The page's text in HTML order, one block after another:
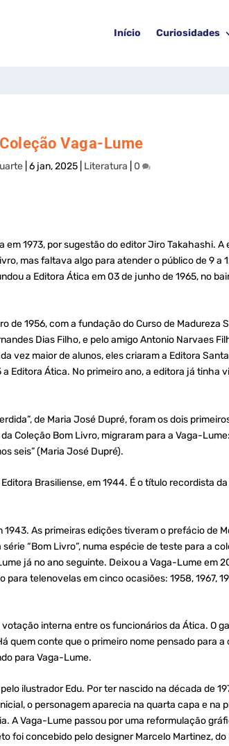
Início Curiosidades
Vaga-Lume
| 6 jan, 2025| Literatura 0
1973, por sugestão do editor Jiro Takahashi. A
mas faltava algo para atender o público de 9 a
a Editora Ática em 03 de junho de 1965, no
de 1956, com a fundação do Curso de Madureza
Dias Filho, e pelo amigo Antonio Narvaes
vez maior de alunos, eles criaram a Editora
Editora Ática. No primeiro ano, a editora já tinha
de Maria José Dupré, foram os dois
Coleção Bom Livro, migraram para a Vaga-Lume:
seis” (Maria José Dupré).
Brasiliense, em 1944. É o título recordista
1943. As primeiras edições tiveram o prefácio de
“Bom Livro”, numa espécie de teste para a
já no ano seguinte. Deixou a Vaga-Lume em
telenovelas em cinco ocasiões: 1958, 1967,
interna entre os funcionários da Ática. O
quem conte que o primeiro nome pensado para a
para Vaga-Lume.
ilustrador Edu. Por ter nascido na década de
o personagem aparecia na quarta capa e na
A Vaga-Lume passou por uma reformulação
foi concebido pelo designer Marcelo Martinez, do